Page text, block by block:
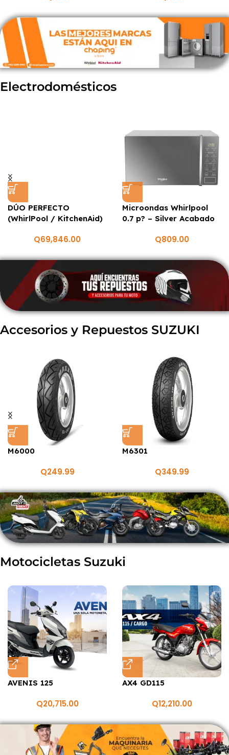
Electrodomésticos
DÚO PERFECTO
(WhirlPool / KitchenAid)
Q69,846.00
Microondas Whirlpool
0.7 p? – Silver Acabado
Q809.00
Accesorios y Repuestos SUZUKI
M6000
Q249.99
M6301
Q349.99
Motocicletas Suzuki
AVENIS 125
Q20,715.00
AX4 GD115
Q12,210.00